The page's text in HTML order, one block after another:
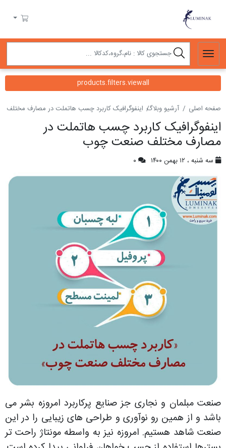
سبد خرید
products.filters.viewall
صفحه اصلی آرشیو وبلاگ اینفوگرافیک کاربرد چسب هاتملت در مصارف
اینفوگرافیک کاربرد چسب هاتملت در
مصارف مختلف صنعت چوب
سه شنبه ، ۱۲ بهمن ۱۴۰۰
صنعت مبلمان و نجاری جز صنایع پرکاربرد امروزه بشر می
باشد و از همین رو نوآوری و طراحی های زیبایی را در این
صنعت شاهد هستیم. امروزه نیز به واسطه مونتاژ راحت تر